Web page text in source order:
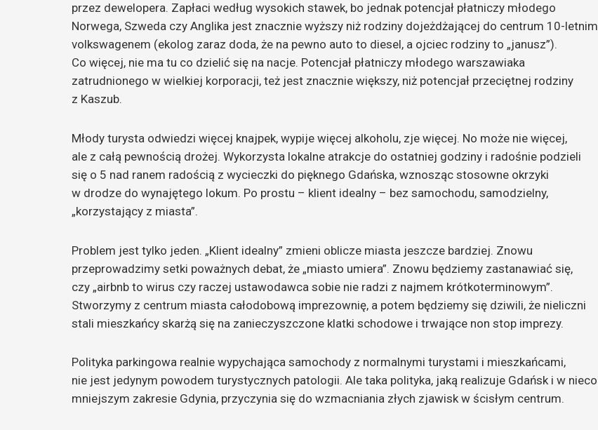
przez dewelopera. Zapłaci według wysokich stawek, bo jednak potencjał płatniczy młodego
Norwega, Szweda czy Anglika jest znacznie wyższy niż rodziny dojeżdżającej do centrum 10-letnim
volkswagenem (ekolog zaraz doda, że na pewno auto to diesel, a ojciec rodziny to „janusz”).
Co więcej, nie ma tu co dzielić się na nacje. Potencjał płatniczy młodego warszawiaka
zatrudnionego w wielkiej korporacji, też jest znacznie większy, niż potencjał przeciętnej rodziny
z Kaszub.
Młody turysta odwiedzi więcej knajpek, wypije więcej alkoholu, zje więcej. No może nie więcej,
ale z całą pewnością drożej. Wykorzysta lokalne atrakcje do ostatniej godziny i radośnie podzieli
się o 5 nad ranem radością z wycieczki do pięknego Gdańska, wznosząc stosowne okrzyki
w drodze do wynajętego lokum. Po prostu – klient idealny – bez samochodu, samodzielny,
„korzystający z miasta”.
Problem jest tylko jeden. „Klient idealny” zmieni oblicze miasta jeszcze bardziej. Znowu
przeprowadzimy setki poważnych debat, że „miasto umiera”. Znowu będziemy zastanawiać się,
czy „airbnb to wirus czy raczej ustawodawca sobie nie radzi z najmem krótkoterminowym”.
Stworzymy z centrum miasta całodobową imprezownię, a potem będziemy się dziwili, że nieliczni
stali mieszkańcy skarżą się na zanieczyszczone klatki schodowe i trwające non stop imprezy.
Polityka parkingowa realnie wypychająca samochody z normalnymi turystami i mieszkańcami,
nie jest jedynym powodem turystycznych patologii. Ale taka polityka, jaką realizuje Gdańsk i w nieco
mniejszym zakresie Gdynia, przyczynia się do wzmacniania złych zjawisk w ścisłym centrum.